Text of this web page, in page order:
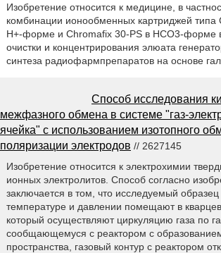
Изобретение относится к медицине, в
комбинации ионообменных картриджей типа
Н+-форме и Chromafix 30-PS в НСО3-форме в
очистки и концентрирования элюата
синтеза радиофармпрепаратов на основе
Способ исследования
межфазного обмена в системе "газ-
ячейка" с использованием изотопного
поляризации электродов // 2627145
Изобретение относится к электрохимии
ионных электролитов. Способ согласно
заключается в том, что исследуемый
температуре и давлении помещают в
который осуществляют циркуляцию газа по
сообщающемуся с реактором с
пространства, газовый контур с реактором